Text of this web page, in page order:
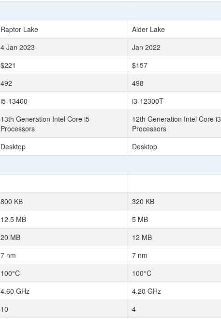
Raptor Lake
Alder Lake
4 Jan 2023
Jan 2022
$221
$157
492
498
i5-13400
i3-12300T
13th Generation Intel Core i5
Processors
12th Generation Intel Core i3
Processors
Desktop Desktop
800 KB
320 KB
12.5 MB
5 MB
20 MB
12 MB
7 nm
7 nm
100°C
100°C
4.60 GHz
4.20 GHz
10 4